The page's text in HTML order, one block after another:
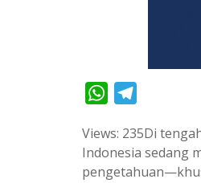
W
a
t
l
e
Views: 235Di
Indonesia sedang